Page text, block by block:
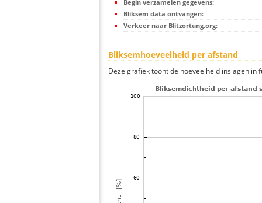
Begin verzamelen gegevens:
Bliksem data ontvangen:
Verkeer naar Blitzortung.org:
Bliksemhoeveelheid per afstand
Deze grafiek toont de hoeveelheid inslagen in